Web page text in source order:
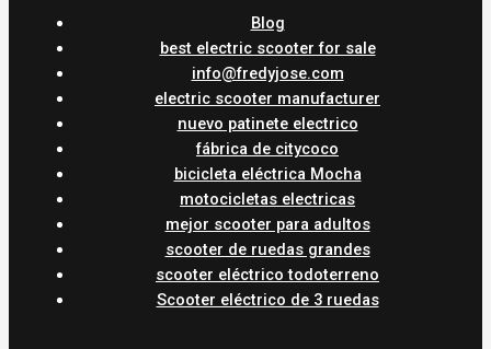
Blog
best electric scooter for sale
info@fredyjose.com
electric scooter manufacturer
nuevo patinete electrico
fábrica de citycoco
bicicleta eléctrica Mocha
motocicletas electricas
mejor scooter para adultos
scooter de ruedas grandes
scooter eléctrico todoterreno
Scooter eléctrico de 3 ruedas